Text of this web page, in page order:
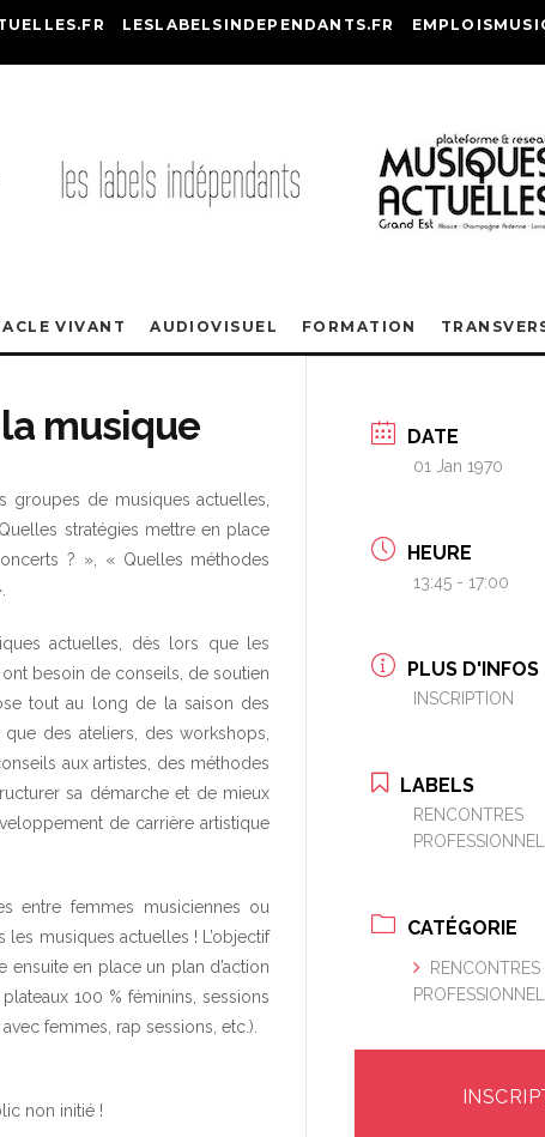
LESLABELSINDEPENDANTS.FR
VIVANT AUDIOVISUEL FORMATION
musique
groupes de musiques actuelles,
stratégies mettre en place
? », « Quelles méthodes
actuelles, dès lors que les
besoin de conseils, de soutien
tout au long de la saison des
des ateliers, des workshops,
aux artistes, des méthodes
sa démarche et de mieux
de carrière artistique
entre femmes musiciennes ou
musiques actuelles ! L’objectif
en place un plan d’action
100 % féminins, sessions
femmes, rap sessions, etc.).
non initié !
DATE
01 Jan 1970
HEURE
13:45 - 17:00
PLUS D'INFOS
INSCRIPTION
LABELS
RENCONTRES
CATÉGORIE
RENCONTRES